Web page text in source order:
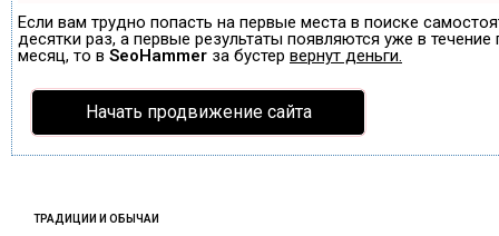
Если вам трудно попасть на первые места в поиске
десятки раз, а первые результаты появляются уже в
месяц, то в SeoHammer за бустер вернут деньги.
Начать продвижение сайта
ТРАДИЦИИ И ОБЫЧАИ